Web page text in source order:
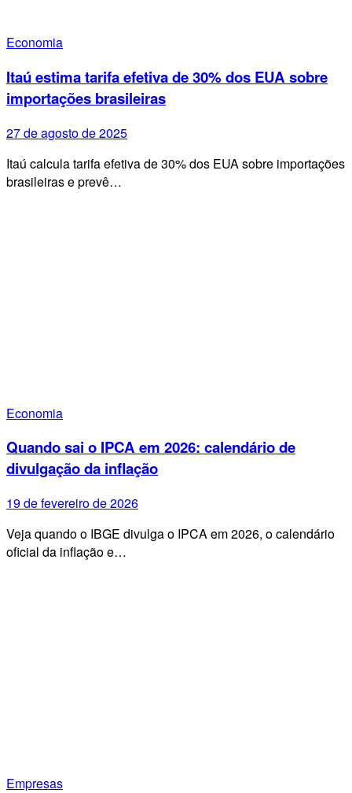
Economia
Itaú estima tarifa efetiva de 30% dos EUA sobre
importações brasileiras
27 de agosto de 2025
Itaú calcula tarifa efetiva de 30% dos EUA sobre importações
brasileiras e prevê…
Economia
Quando sai o IPCA em 2026: calendário de
divulgação da inflação
19 de fevereiro de 2026
Veja quando o IBGE divulga o IPCA em 2026, o calendário
oficial da inflação e…
Empresas